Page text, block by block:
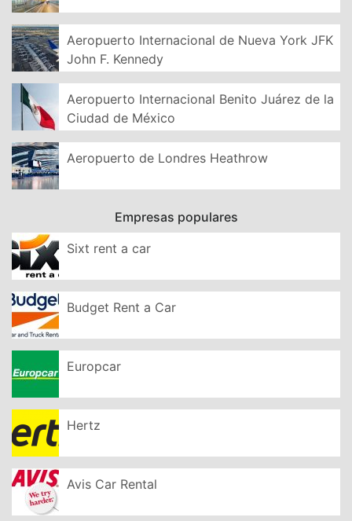
Aeropuerto Internacional de Nueva York JFK
John F. Kennedy
Aeropuerto Internacional Benito Juárez de la
Ciudad de México
Aeropuerto de Londres Heathrow
Empresas populares
Sixt rent a car
Budget Rent a Car
Europcar
Hertz
Avis Car Rental